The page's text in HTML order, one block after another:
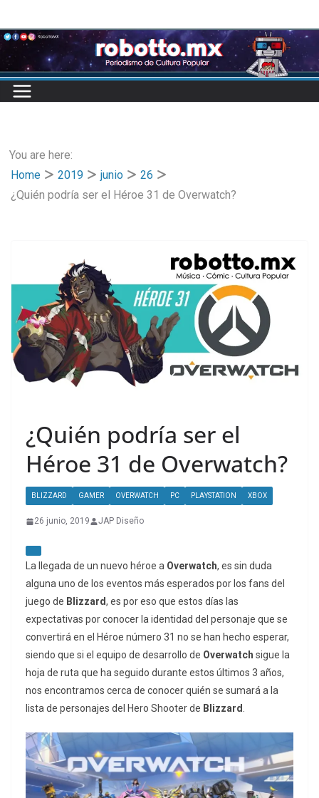
to
content
You are here:
Home
2019 junio
26
¿Quién podría ser el Héroe 31 de Overwatch?
¿Quién podría ser el
Héroe 31 de Overwatch?
BLIZZARD GAMER OVERWATCH PC PLAYSTATION XBOX
26 junio, 2019 JAP Diseño
La llegada de un nuevo héroe a Overwatch, es sin duda
alguna uno de los eventos más esperados por los fans del
juego de Blizzard, es por eso que estos días las
expectativas por conocer la identidad del personaje que se
convertirá en el Héroe número 31 no se han hecho esperar,
siendo que si el equipo de desarrollo de Overwatch sigue la
hoja de ruta que ha seguido durante estos últimos 3 años,
nos encontramos cerca de conocer quién se sumará a la
lista de personajes del Hero Shooter de Blizzard